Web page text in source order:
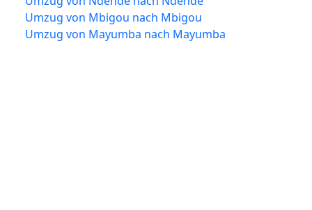
Umzug von Mbigou nach Mbigou
Umzug von Mayumba nach Mayumba